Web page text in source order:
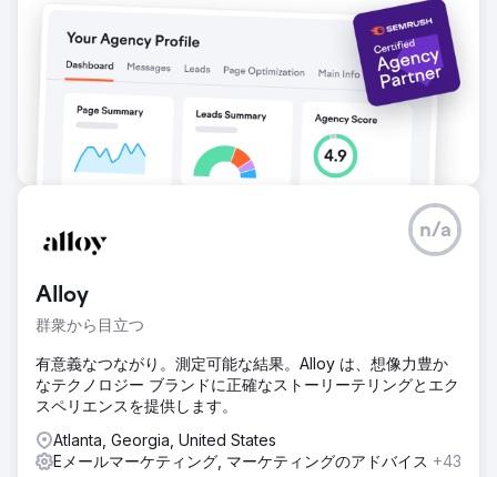
性の向上とターゲットを絞ったコンテンツがビジネスに多大
な影響を与えることが実証されました。
エージェンシーページに移動
Alloy
群衆から目立つ
n/a
有意義なつながり。測定可能な結果。Alloy は、想像力豊か
なテクノロジー ブランドに正確なストーリーテリングとエク
スペリエンスを提供します。
Atlanta, Georgia, United States
Eメールマーケティング, マーケティングのアドバイス +43